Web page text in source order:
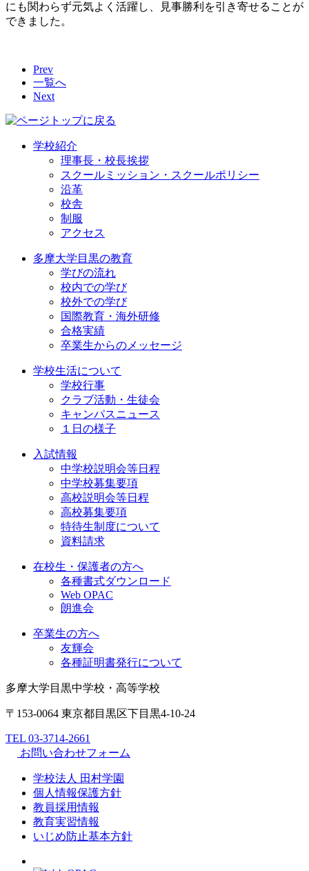
にも関わらず元気よく活躍し、見事勝利を引き寄せることが
できました。
Prev
一覧へ
Next
学校紹介
理事長・校長挨拶
スクールミッション・スクールポリシー
沿革
校舎
制服
アクセス
多摩大学目黒の教育
学びの流れ
校内での学び
校外での学び
国際教育・海外研修
合格実績
卒業生からのメッセージ
学校生活について
学校行事
クラブ活動・生徒会
キャンパスニュース
１日の様子
入試情報
中学校説明会等日程
中学校募集要項
高校説明会等日程
高校募集要項
特待生制度について
資料請求
在校生・保護者の方へ
各種書式ダウンロード
Web OPAC
朗進会
卒業生の方へ
友輝会
各種証明書発行について
多摩大学目黒中学校・高等学校
〒153-0064 東京都目黒区下目黒4-10-24
TEL 03-3714-2661
お問い合わせフォーム
学校法人 田村学園
個人情報保護方針
教員採用情報
教育実習情報
いじめ防止基本方針